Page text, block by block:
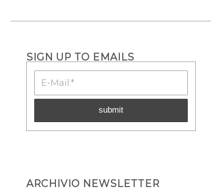
SIGN UP TO EMAILS
ARCHIVIO NEWSLETTER